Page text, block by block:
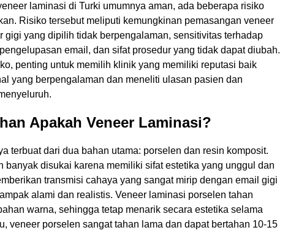
laminasi di Turki umumnya aman, ada beberapa risiko
Risiko tersebut meliputi kemungkinan pemasangan veneer
gigi yang dipilih tidak berpengalaman, sensitivitas terhadap
email, dan sifat prosedur yang tidak dapat diubah.
penting untuk memilih klinik yang memiliki reputasi baik
yang berpengalaman dan meneliti ulasan pasien dan
Apakah Veneer Laminasi?
terbuat dari dua bahan utama: porselen dan resin komposit.
banyak disukai karena memiliki sifat estetika yang unggul dan
transmisi cahaya yang sangat mirip dengan email gigi
alami dan realistis. Veneer laminasi porselen tahan
warna, sehingga tetap menarik secara estetika selama
veneer porselen sangat tahan lama dan dapat bertahan 10-15